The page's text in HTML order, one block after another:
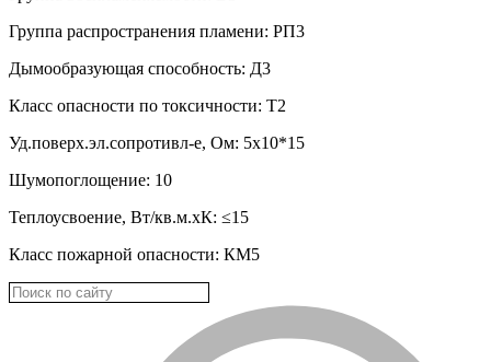
Группа распространения пламени: РП3
Дымообразующая способность: Д3
Класс опасности по токсичности: Т2
Уд.поверх.эл.сопротивл-е, Ом: 5х10*15
Шумопоглощение: 10
Теплоусвоение, Вт/кв.м.хК: ≤15
Класс пожарной опасности: КМ5